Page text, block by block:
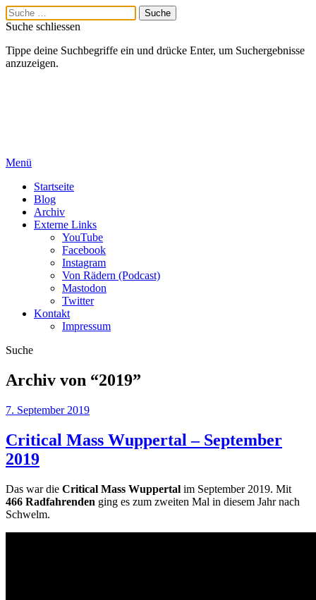
Suche schliessen
Tippe deine Suchbegriffe ein und drücke Enter, um Suchergebnisse
anzuzeigen.
Menü
Startseite
Blog
Archiv
Externe Links
YouTube
Facebook
Instagram
Von Rädern (Podcast)
Mastodon
Twitter
Kontakt
Impressum
Suche
Archiv von “2019”
7. September 2019
Critical Mass Wuppertal – September
2019
Das war die Critical Mass Wuppertal im September 2019. Mit
466 Radfahrenden ging es zum zweiten Mal in diesem Jahr nach
Schwelm.